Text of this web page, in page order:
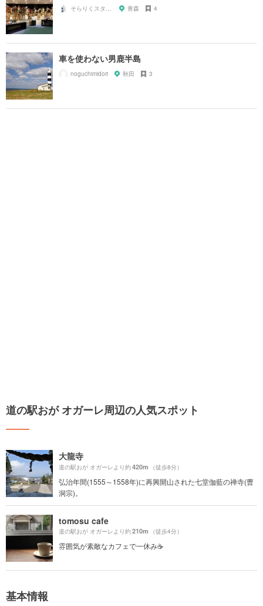
青森 4
車を使わない男鹿半島
noguchimidori 秋田 3
道の駅おが オガーレ周辺の人気スポット
大龍寺
道の駅おが オガーレより約420m （徒歩8分）
弘治年間(1555～1558年)に再興開山された七堂伽藍の禅寺(曹
洞宗)。
tomosu cafe
道の駅おが オガーレより約210m （徒歩4分）
雰囲気が素敵なカフェで一休み☕️
基本情報